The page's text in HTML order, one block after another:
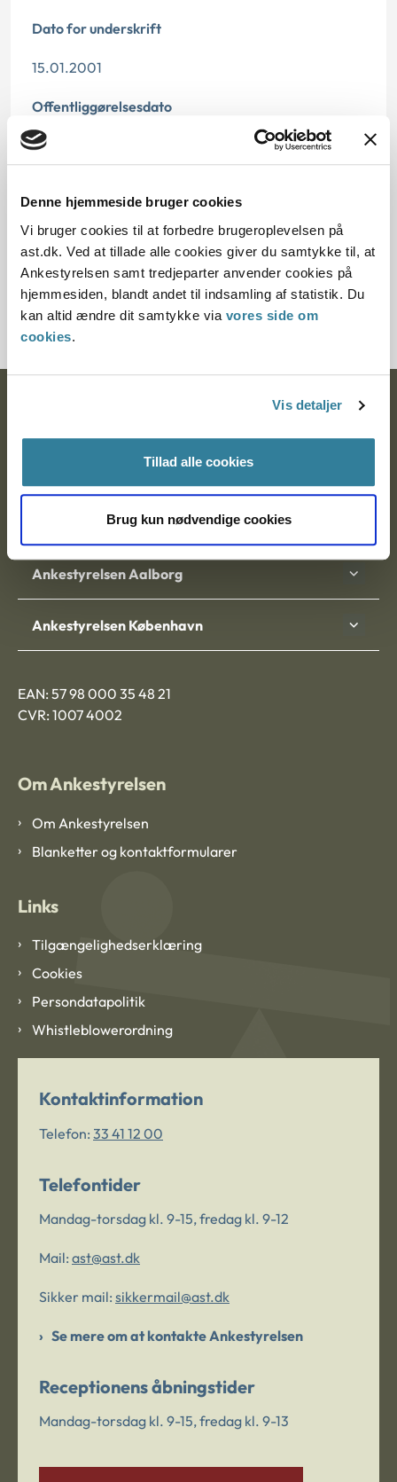
Denne hjemmeside bruger cookies
Vi bruger cookies til at forbedre brugeroplevelsen på
ast.dk. Ved at tillade alle cookies giver du samtykke til, at
Ankestyrelsen samt tredjeparter anvender cookies på
hjemmesiden, blandt andet til indsamling af statistik. Du
kan altid ændre dit samtykke via vores side om
cookies.
Vis detaljer
Tillad alle cookies
Brug kun nødvendige cookies
Dato for underskrift
15.01.2001
Offentliggørelsesdato
10.07.2013
§ 5 § 1 § 99 § 114 § 2
Journalnummer
300007-00
Postadresse:
Nytorv 7, 2. sal
Ankestyrelsen Aalborg
Ankestyrelsen København
EAN: 57 98 000 35 48 21
CVR: 1007 4002
Om Ankestyrelsen
Om Ankestyrelsen
Blanketter og kontaktformularer
Links
Tilgængelighedserklæring
Cookies
Persondatapolitik
Whistleblowerordning
Kontaktinformation
Telefon: 33 41 12 00
Telefontider
Mandag-torsdag kl. 9-15, fredag kl. 9-12
Mail: ast@ast.dk
Sikker mail: sikkermail@ast.dk
Se mere om at kontakte Ankestyrelsen
Receptionens åbningstider
Mandag-torsdag kl. 9-15, fredag kl. 9-13